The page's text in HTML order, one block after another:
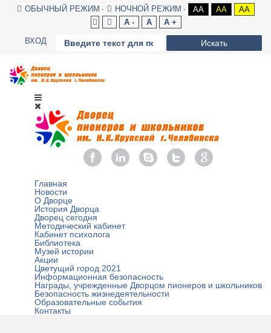
ОБЫЧНЫЙ РЕЖИМ НОЧНОЙ РЕЖИМ AA AA
AA
A -
A A +
Искать
ВХОД
Главная
Новости
О Дворце
История Дворца
Дворец сегодня
Методический кабинет
Кабинет психолога
Библиотека
Музей истории
Акции
Цветущий город 2021
Информационная безопасность
Награды, учрежденные Дворцом пионеров и школьников
Безопасность жизнедеятельности
Образовательные события
Контакты